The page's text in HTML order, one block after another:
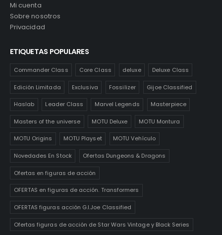
Mi cuenta
Sobre nosotros
Privacidad
ETIQUETAS POPULARES
Commander Class Core Class deluxe Deluxe Class
Edición Limitada Exclusiva Fossilizer Gijoe Classified
Haslab Leader Class Marvel Legends Masterpiece
Masters of the universe MOTU Deluxe MOTU Montura
MOTU Origins MOTU Playset MOTU Vehículo
Novedades En Stock Ofertas Dungeons & Dragons
Ofertas en figuras de acción
OFERTAS en figuras de acción. Transformers
OFERTAS figuras acción G.I.Joe Classified
Ofertas figuras de acción de Star Wars Vintage y Black Series